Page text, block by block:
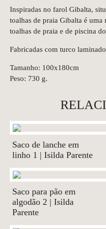
Inspiradas no farol Gibalta,
toalhas de praia Gibalta é uma
toalhas de praia e de piscina
Fabricadas com turco
Tamanho: 100x180cm
Peso: 730 g.
Saco de lanche em
linho 1 | Isilda Parente
Saco para pão em
algodão 2 | Isilda
Parente